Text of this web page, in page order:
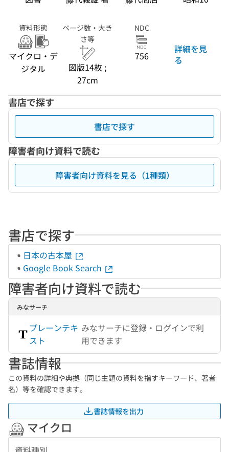
資料形態
マイクロ・デ
ジタル
ページ数・大き
さ等
図版14枚 ;
27cm
NDC
756
詳細を見
る
書店で探す
書店で探す
障害者向け資料で読む
障害者向け資料を見る（1種類）
書店で探す
日本の古本屋
Google Book Search
障害者向け資料で読む
みなサーチ
プレーンテキ
スト
みなサーチに登録・ログインで利
用できます
書誌情報
この資料の詳細や典拠（同じ主題の資料を指すキーワード、著者
名）等を確認できます。
書誌情報を出力
マイクロ